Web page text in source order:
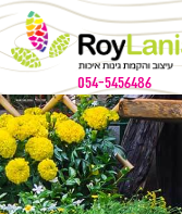
054-5456486